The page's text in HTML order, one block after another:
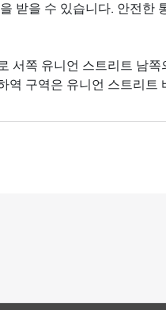
받을 수 있습니다. 안전한
서쪽 유니언 스트리트 남
역 구역은 유니언 스트리트